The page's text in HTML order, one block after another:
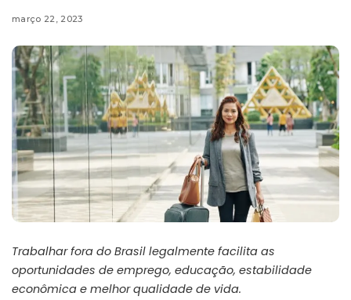
março 22, 2023
Trabalhar fora do Brasil legalmente facilita as
oportunidades de emprego, educação, estabilidade
econômica e melhor qualidade de vida.